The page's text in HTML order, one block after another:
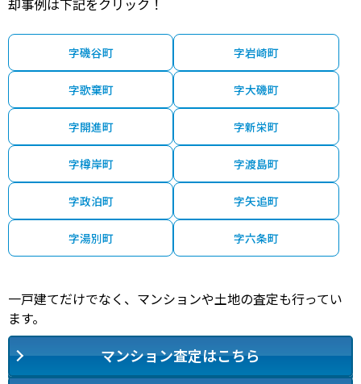
字磯谷町 字岩崎町
字歌棄町 字大磯町
字開進町 字新栄町
字樽岸町 字渡島町
字政泊町 字矢追町
字湯別町 字六条町
一戸建てだけでなく、マンションや土地の査定も行ってい
ます。
マンション査定はこちら